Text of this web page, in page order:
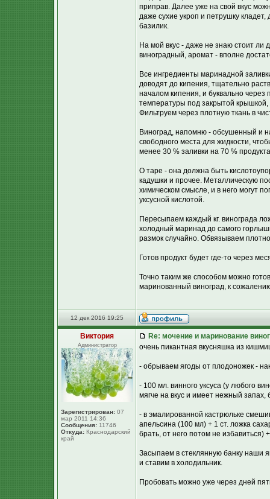
приправ. Далее уже на свой вкус
даже сухие укроп и петрушку
базилик.
На мой вкус - даже не знаю стоит ли
виноградный, аромат - вполне
Все ингредиенты маринадной
доводят до кипения, тщательно
началом кипения, и буквально
температуры под закрытой
Фильтруем через плотную ткань в
Виноград, напомню - обсушенный и
свободного места для жидкости,
менее 30 % заливки на 70 %
О таре - она должна быть
кадушки и прочее. Металлическую
химическом смысле, и в него могут
уксусной кислотой.
Пересыпаем каждый кг. винограда
холодный маринад до самого
размок случайно. Обвязываем
Готов продукт будет где-то через
Точно таким же способом можно
маринованный виноград, к
12 дек 2016 19:25
Виктория
Администратор
Зарегистрирован: 07
мар 2011 14:36
Сообщения: 11746
Откуда: Краснодарский
край
Re: мочение и маринование
очень пикантная вкусняшка из
- обрываем ягоды от плодоножек -
- 100 мл. винного уксуса (у любого
мягче на вкус и имеет нежный
- в эмалированной кастрюльке
апельсина (100 мл) + 1 ст. ложка
брать, от него потом не
Засыпаем в стеклянную банку наши
и ставим в холодильник.
Пробовать можно уже через дней